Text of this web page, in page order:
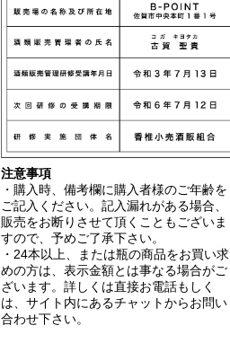
注意事項
・購入時、備考欄に購入者様のご年齢を
ご記入ください。記入漏れがある場合、
販売をお断りさせて頂くこともございま
すので、予めご了承下さい。
・24本以上、または瓶の商品をお買い求
めの方は、表示金額とは事なる場合がご
ざいます。詳しくは直接お電話もしく
は、サイト内にあるチャットからお問い
合わせ下さい。